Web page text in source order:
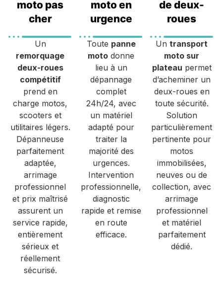
moto pas
cher
Un
remorquage
deux-roues
compétitif
prend en
charge motos,
scooters et
utilitaires légers.
Dépanneuse
parfaitement
adaptée,
arrimage
professionnel
et prix maîtrisé
assurent un
service rapide,
entièrement
sérieux et
réellement
sécurisé.
moto en
urgence
Toute panne
moto donne
lieu à un
dépannage
complet
24h/24, avec
un matériel
adapté pour
traiter la
majorité des
urgences.
Intervention
professionnelle,
diagnostic
rapide et remise
en route
efficace.
de deux-
roues
Untransport
moto sur
plateau permet
d’acheminer un
deux-roues en
toute sécurité.
Solution
particulièrement
pertinente pour
motos
immobilisées,
neuves ou de
collection, avec
arrimage
professionnel
et matériel
parfaitement
dédié.